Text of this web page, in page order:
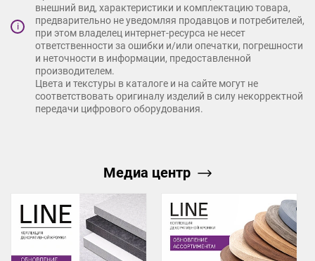
i
внешний вид, характеристики и комплектацию товара,
предварительно не уведомляя продавцов и потребителей,
при этом владелец интернет-ресурса не несет
ответственности за ошибки и/или опечатки, погрешности
и неточности в информации, предоставленной
производителем.
Цвета и текстуры в каталоге и на сайте могут не
соответствовать оригиналу изделий в силу некорректной
передачи цифрового оборудования.
Медиа центр